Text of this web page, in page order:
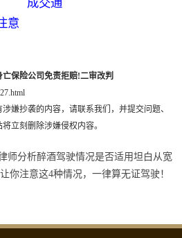
成交通
意
保险公司免责拒赔!二审改判
嫌抄袭的内容，请联系我们，并提交问题、
立刻删除涉嫌侵权内容。
师分析醉酒驾驶情况是否适用坦白从宽
你注意这4种情况，一律算无证驾驶！